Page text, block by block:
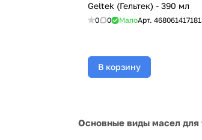
Geltek (Гельтек) - 390 мл
0 0 МалоАрт.
В корзину
Основные виды масел для